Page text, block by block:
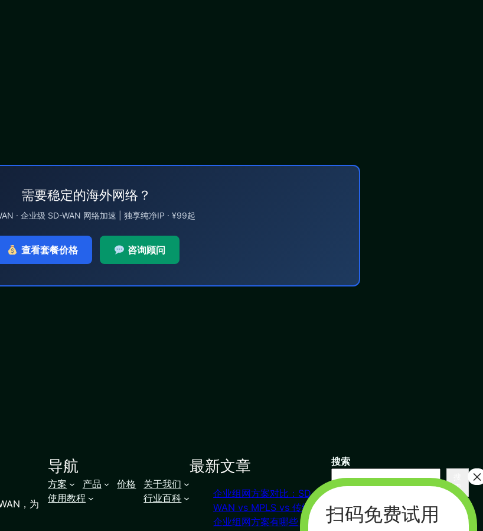
需要稳定的海外网络？
· 企业级 SD-WAN 网络加速 | 独享纯净IP · ¥99起
查看套餐价格 咨询顾问
，为
导航
方案 产品 价格
关于我们
使用教程
行业百科
最新文章
企业组网方案对比：SD-
WAN vs MPLS vs 传统VPN
企业组网方案有哪些？对比
搜索
索
联系我们